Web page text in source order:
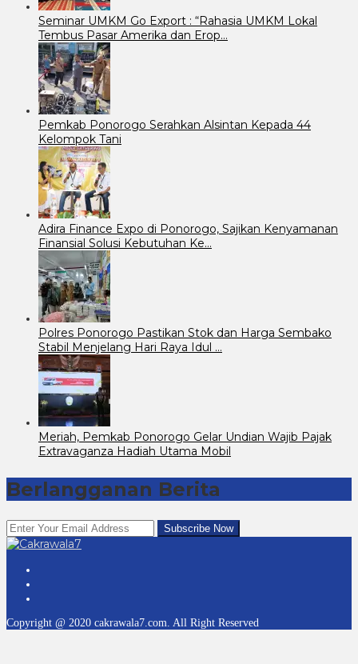
Seminar UMKM Go Export : “Rahasia UMKM Lokal
Tembus Pasar Amerika dan Erop…
Pemkab Ponorogo Serahkan Alsintan Kepada 44
Kelompok Tani
Adira Finance Expo di Ponorogo, Sajikan Kenyamanan
Finansial Solusi Kebutuhan Ke…
Polres Ponorogo Pastikan Stok dan Harga Sembako
Stabil Menjelang Hari Raya Idul …
Meriah, Pemkab Ponorogo Gelar Undian Wajib Pajak
Extravaganza Hadiah Utama Mobil
Berlangganan Berita
Copyright @ 2020 cakrawala7.com. All Right Reserved